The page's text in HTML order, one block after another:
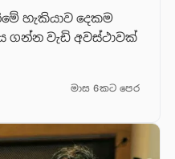
හැකියාව දෙකම
ගන්න වැඩි අවස්ථාවක්
මාස 6කට පෙර